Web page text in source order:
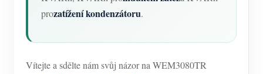
prozatížení kondenzátoru.
Vítejte a sdělte nám svůj názor na WEM3080TR